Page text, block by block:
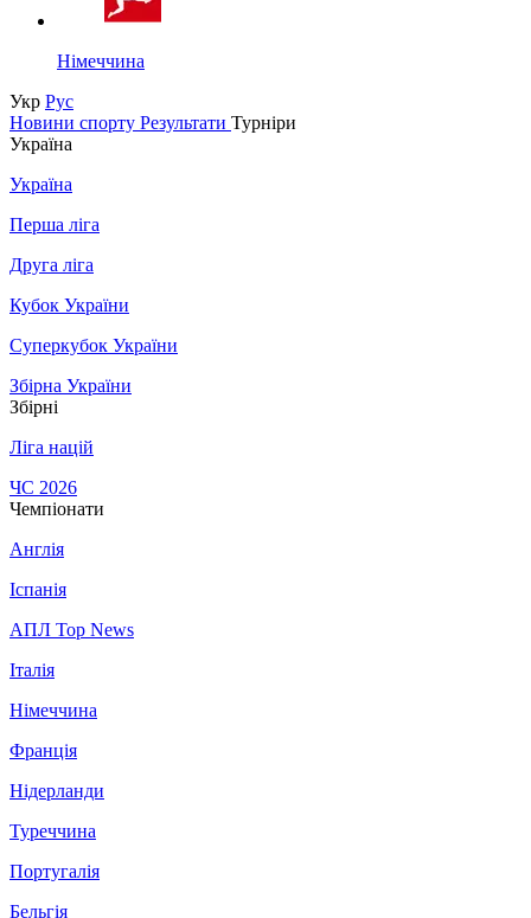
Німеччина
Укр Рус
Новини спорту Результати Турніри
Україна
Україна
Перша ліга
Друга ліга
Кубок України
Суперкубок України
Збірна України
Збірні
Ліга націй
ЧС 2026
Чемпіонати
Англія
Іспанія
АПЛ Top News
Італія
Німеччина
Франція
Нідерланди
Туреччина
Португалія
Бельгія